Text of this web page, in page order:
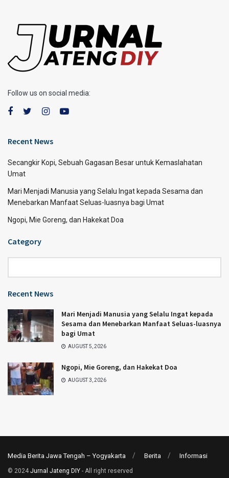
Follow us on social media:
Recent News
Secangkir Kopi, Sebuah Gagasan Besar untuk Kemaslahatan
Umat
Mari Menjadi Manusia yang Selalu Ingat kepada Sesama dan
Menebarkan Manfaat Seluas-luasnya bagi Umat
Ngopi, Mie Goreng, dan Hakekat Doa
Category
Recent News
Mari Menjadi Manusia yang Selalu Ingat kepada
Sesama dan Menebarkan Manfaat Seluas-luasnya
bagi Umat
AUGUST 5, 2026
Ngopi, Mie Goreng, dan Hakekat Doa
AUGUST 3, 2026
Media Berita Jawa Tengah – Yogyakarta Berita Informasi
© 2024 Jurnal Jateng DIY - All right reserved